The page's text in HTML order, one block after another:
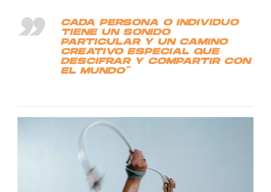
CADA PERSONA O INDIVIDUO
TIENE UN SONIDO
PARTICULAR Y UN CAMINO
CREATIVO ESPECIAL QUE
DESCIFRAR Y COMPARTIR CON
EL MUNDO”